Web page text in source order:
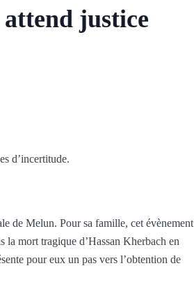
justice
d’incertitude.
de Melun. Pour sa famille, cet évènement
la mort tragique d’Hassan Kherbach en
pour eux un pas vers l’obtention de